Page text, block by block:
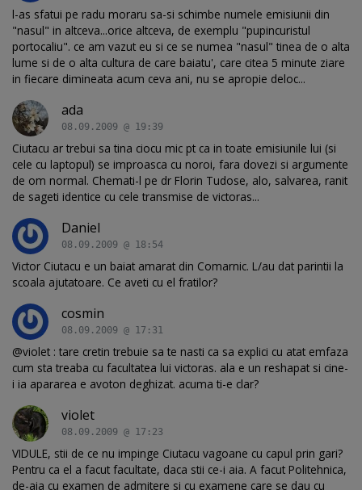
l-as sfatui pe radu moraru sa-si schimbe numele emisiunii din
"nasul" in altceva...orice altceva, de exemplu "pupincuristul
portocaliu". ce am vazut eu si ce se numea "nasul" tinea de o alta
lume si de o alta cultura de care baiatu', care citea 5 minute ziare
in fiecare dimineata acum ceva ani, nu se apropie deloc...
ada
08.09.2009 @ 19:39
Ciutacu ar trebui sa tina ciocu mic pt ca in toate emisiunile lui (si
cele cu laptopul) se improasca cu noroi, fara dovezi si argumente
de om normal. Chemati-l pe dr Florin Tudose, alo, salvarea, ranit
de sageti identice cu cele transmise de victoras...
Daniel
08.09.2009 @ 18:54
Victor Ciutacu e un baiat amarat din Comarnic. L/au dat parintii la
scoala ajutatoare. Ce aveti cu el fratilor?
cosmin
08.09.2009 @ 17:31
@violet : tare cretin trebuie sa te nasti ca sa explici cu atat emfaza
cum sta treaba cu facultatea lui victoras. ala e un reshapat si cine-
i ia apararea e avoton deghizat. acuma ti-e clar?
violet
08.09.2009 @ 17:23
VIDULE, stii de ce nu impinge Ciutacu vagoane cu capul prin gari?
Pentru ca el a facut facultate, daca stii ce-i aia. A facut Politehnica,
de-aia cu examen de admitere si cu examene care se dau cu